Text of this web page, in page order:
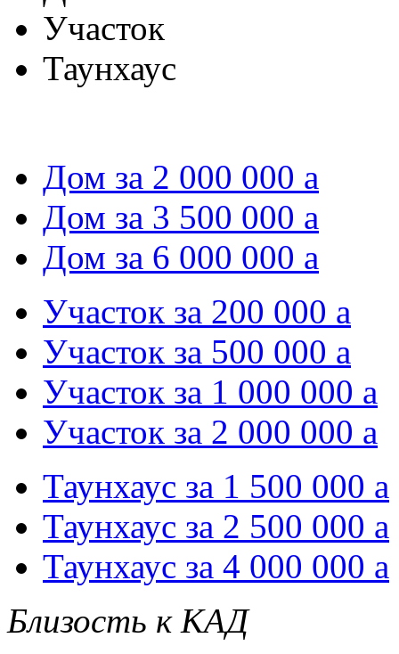
Участок
Таунхаус
Дом за 2 000 000 a
Дом за 3 500 000 a
Дом за 6 000 000 a
Участок за 200 000 a
Участок за 500 000 a
Участок за 1 000 000 a
Участок за 2 000 000 a
Таунхаус за 1 500 000 a
Таунхаус за 2 500 000 a
Таунхаус за 4 000 000 a
Близость к КАД